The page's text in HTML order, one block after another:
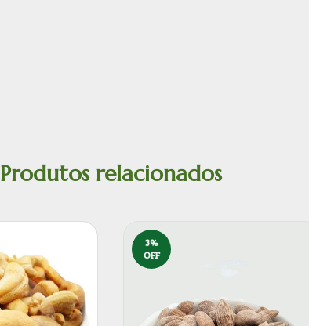
Produtos relacionados
3%
OFF